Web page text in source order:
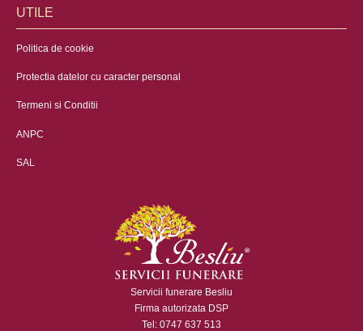
UTILE
Politica de cookie
Protectia datelor cu caracter personal
Termeni si Conditii
ANPC
SAL
Servicii funerare Besliu
Firma autorizata DSP
Tel: 0747 637 513